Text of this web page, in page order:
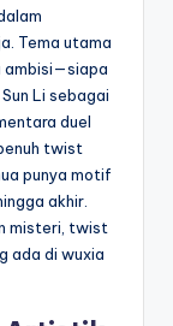
Tema utama
ambisi—siapa
Li sebagai
duel
twist
punya motif
akhir.
misteri, twist
ada di wuxia